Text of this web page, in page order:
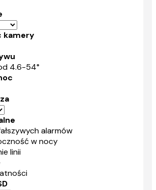
kamery
4.6-54°
alarmów
w nocy
linii